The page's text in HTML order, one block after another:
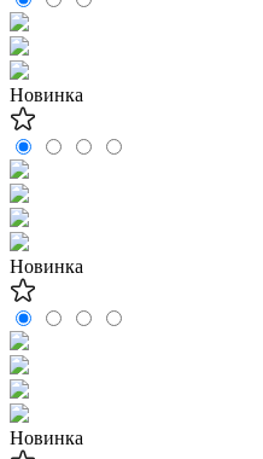
Новинка
Новинка
Новинка